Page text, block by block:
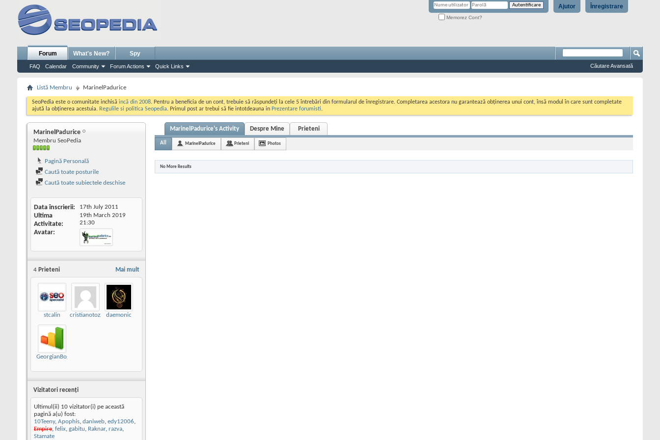
Înregistrare
Ajutor
Memorez Cont?
Forum
FAQ Calendar Community Forum Actions Quick Links
What's New? Spy
Căutare Avansată
Listă Membru MarinelPadurice
SeoPedia este o comunitate inchisă incă din 2008. Pentru a beneficia de un cont, trebuie să răspundeți la cele 5 întrebări din formularul de înregistrare. Completarea acestora nu garantează obținerea unui cont, însă modul în care sunt completate
ajută la obținerea acestuia. Regulile si politica Seopedia. Primul post ar trebui să fie intotdeauna in Prezentare forumisti.
MarinelPadurice
Membru SeoPedia
Pagină Personală
Caută toate posturile
Caută toate subiectele deschise
Data înscrierii 17th July 2011
Ultima
Activitate
19th March 2019
21:30
Avatar
Mai mult
4 Prieteni
stcalin cristianotozzi daemonic
GeorgianBogdan
Vizitatori recenţi
Ultimul(ii) 10 vizitator(i) pe această
pagină a(u) fost:
10Teeny, Apophis, daniweb, edy12006,
Empire, felix, gabitu, Raknar, razva,
Stamate
MarinelPadurice's Activity Despre Mine Prieteni
All MarinelPadurice Prieteni Photos
No More Results